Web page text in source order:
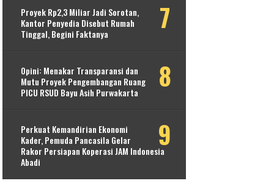
Proyek Rp2,3 Miliar Jadi Sorotan,
Kantor Penyedia Disebut Rumah
Tinggal, Begini Faktanya
Opini: Menakar Transparansi dan
Mutu Proyek Pengembangan Ruang
PICU RSUD Bayu Asih Purwakarta
Perkuat Kemandirian Ekonomi
Kader, Pemuda Pancasila Gelar
Rakor Persiapan Koperasi JAM Indonesia
Abadi